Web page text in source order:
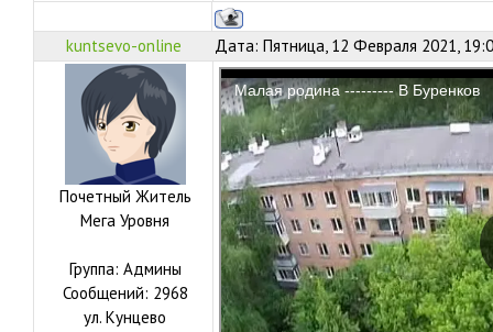
kuntsevo-online Дата: Пятница, 12 Февраля 2021,
Почетный Житель
Мега Уровня
Группа: Админы
Сообщений: 2968
ул. Кунцево